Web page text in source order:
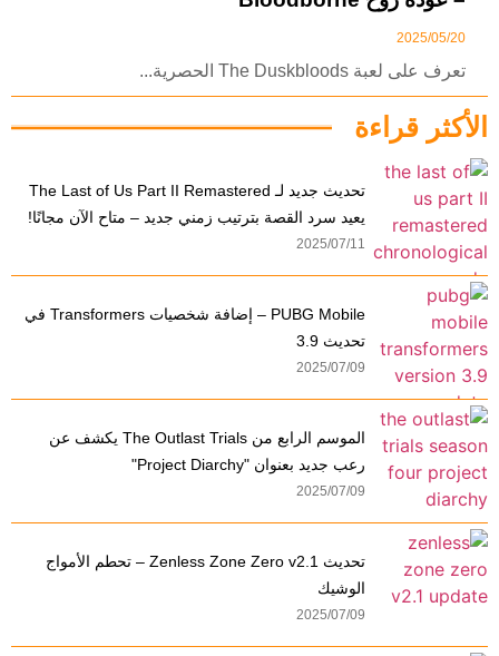
الأكثر قراءة
تحديث جديد لـ The Last of Us Part II Remastered
يعيد سرد القصة بترتيب زمني جديد – متاح الآن مجانًا!
2025/07/11
PUBG Mobile – إضافة شخصيات Transformers في
تحديث 3.9
2025/07/09
الموسم الرابع من The Outlast Trials يكشف عن
رعب جديد بعنوان "Project Diarchy"
2025/07/09
تحديث Zenless Zone Zero v2.1 – تحطم الأمواج
الوشيك
2025/07/09
2025/05/20
تعرف على لعبة The Duskbloods الحصرية...